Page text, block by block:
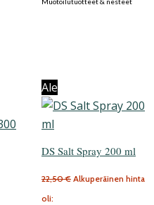
Ale
DS Salt Spray 200 ml
22,50€ Alkuperäinen hinta
oli: